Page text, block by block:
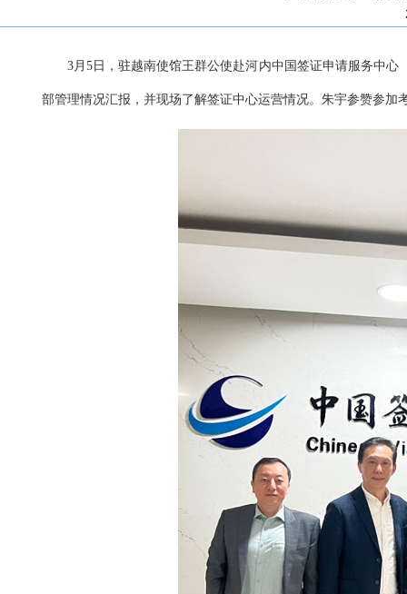
3月5日，驻越南使馆王群公使赴河内中国签证申请服务中心
部管理情况汇报，并现场了解签证中心运营情况。朱宇参赞参加